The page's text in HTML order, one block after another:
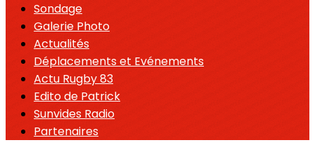
Sondage
Galerie Photo
Actualités
Déplacements et Evénements
Actu Rugby 83
Edito de Patrick
Sunvides Radio
Partenaires